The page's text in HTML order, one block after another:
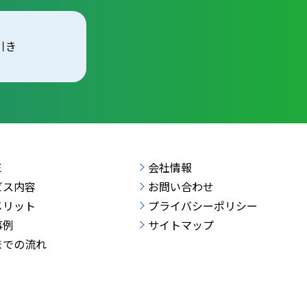
き
内容
ット
の流れ
会社情報
お問い合わせ
プライバシーポリシー
サイトマップ